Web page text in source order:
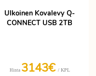
Ulkoinen Kovalevy Q-
CONNECT USB 2TB
Hinta 3143€ / KPL